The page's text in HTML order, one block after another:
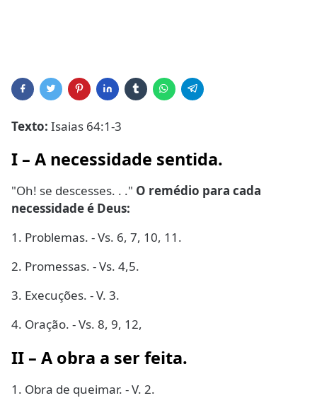
Texto: Isaias 64:1-3
I – A necessidade sentida.
"Oh! se descesses. . ." O remédio para cada
necessidade é Deus:
1. Problemas. - Vs. 6, 7, 10, 11.
2. Promessas. - Vs. 4,5.
3. Execuções. - V. 3.
4. Oração. - Vs. 8, 9, 12,
II – A obra a ser feita.
1. Obra de queimar. - V. 2.